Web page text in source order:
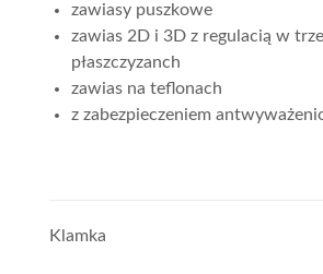
zawiasy puszkowe
zawias 2D i 3D z regulacią w
płaszczyzanch
zawias na teflonach
z zabezpieczeniem
Klamka